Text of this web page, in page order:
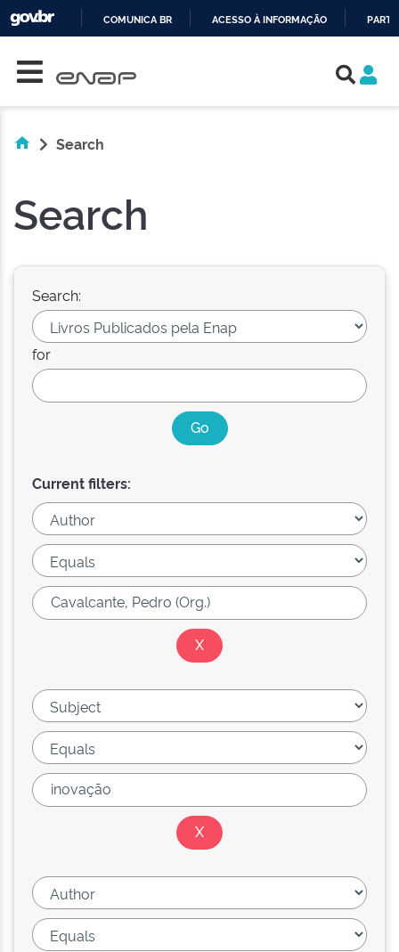
COMUNICA BR ACESSO À INFORMAÇÃO
Search
Search
Search:
for
Current filters: